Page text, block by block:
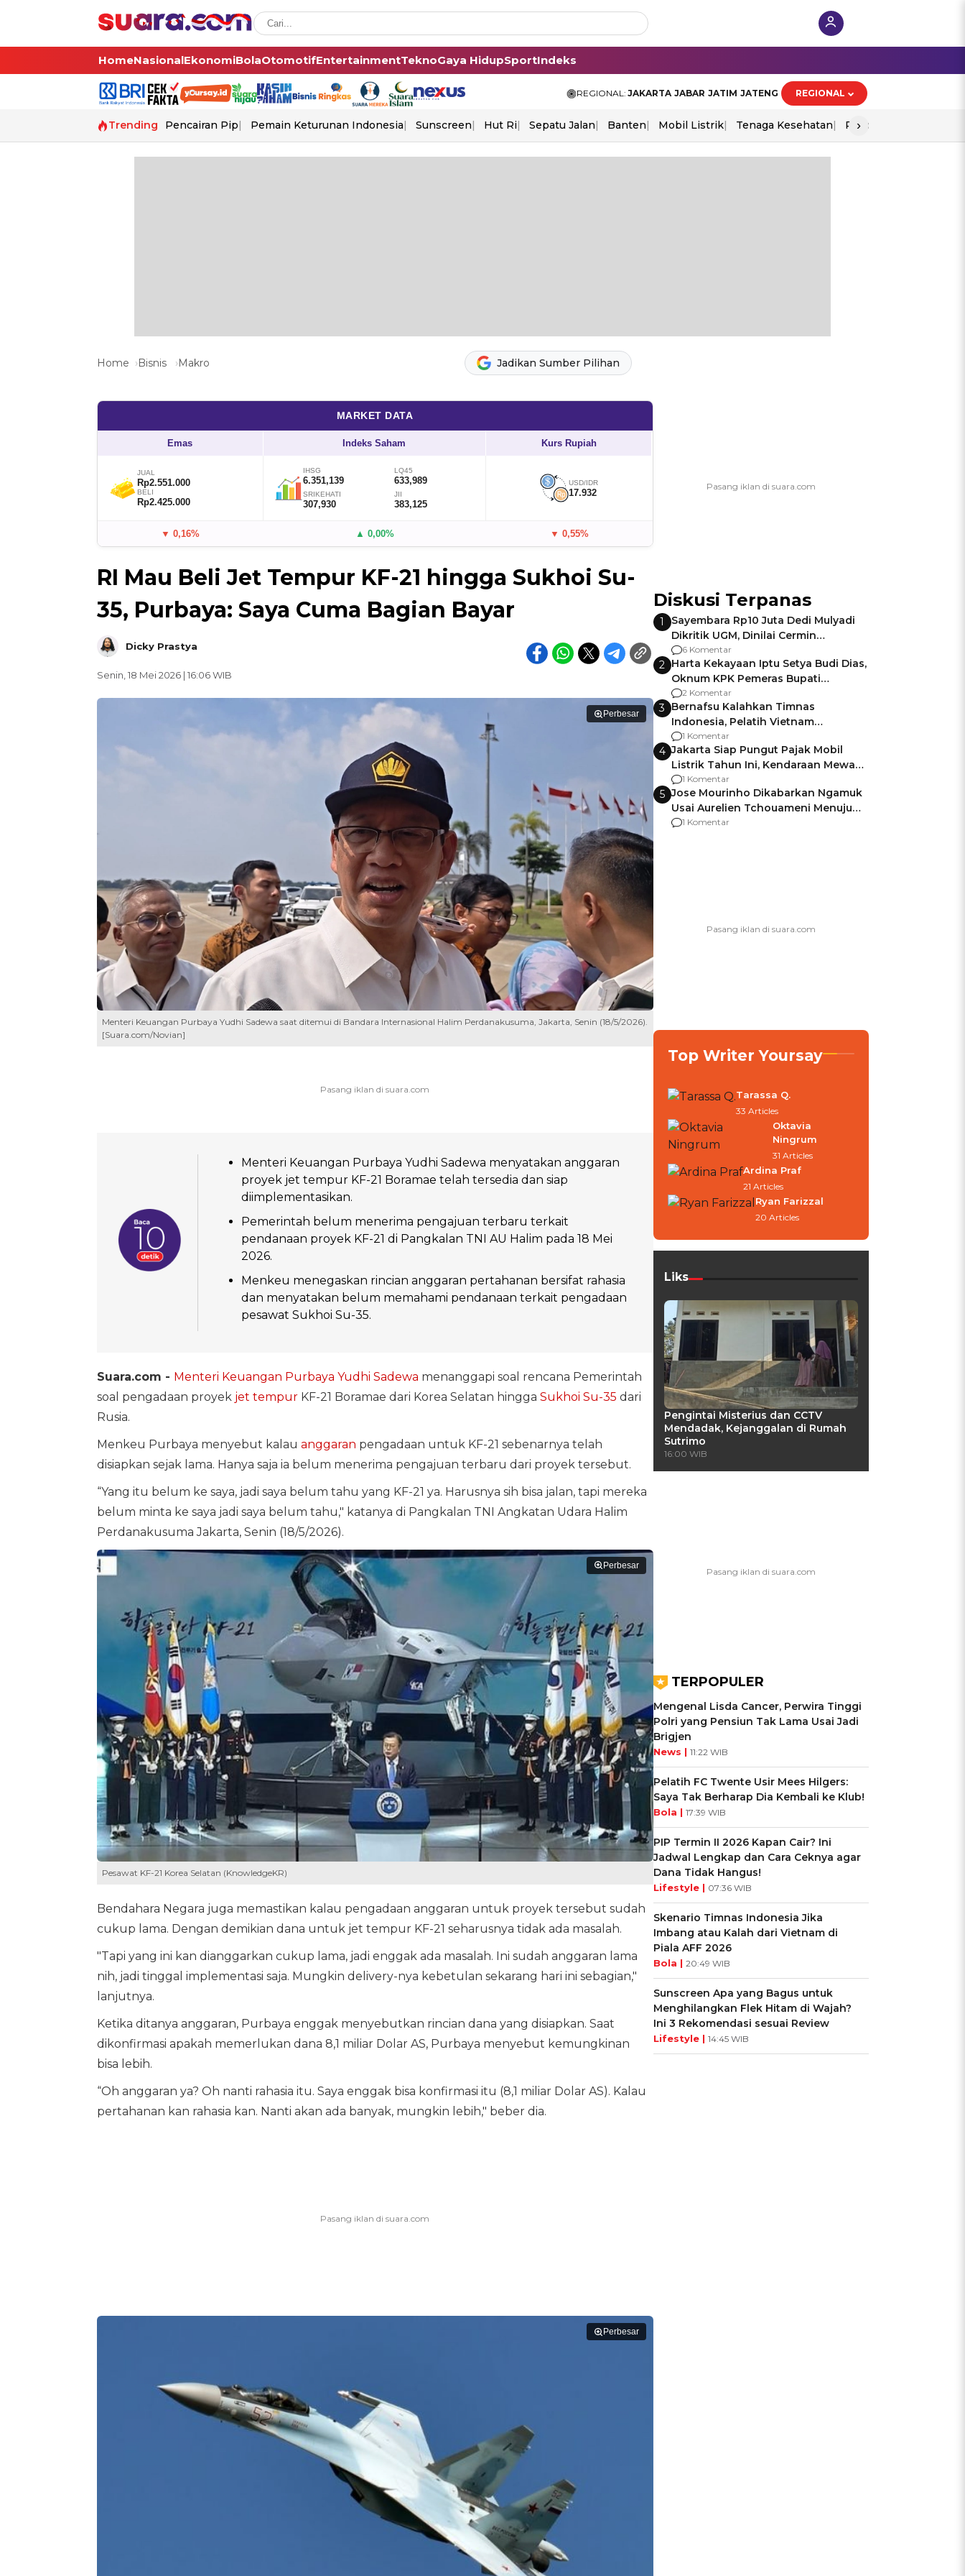
HomeNasionalEkonomiBolaOtomotifEntertainmentTeknoGaya HidupSportIndeks
REGIONAL: JAKARTA JABAR JATIM JATENG REGIONAL
Trending Pencairan Pip Pemain Keturunan Indonesia Sunscreen Hut Ri Sepatu Jalan Banten Mobil Listrik Tenaga Kesehatan Piala Aff 2026
›
Home Bisnis Makro Jadikan Sumber Pilihan
MARKET DATA
Emas Indeks Saham Kurs Rupiah
JUAL
Rp2.551.000
BELI
Rp2.425.000
IHSG
6.351,139
LQ45
633,989
SRIKEHATI
307,930
JII
383,125
USD/IDR
17.932
▼ 0,16% ▲ 0,00% ▼ 0,55%
RI Mau Beli Jet Tempur KF-21 hingga Sukhoi Su-
35, Purbaya: Saya Cuma Bagian Bayar
Dicky Prastya
Senin, 18 Mei 2026 | 16:06 WIB
Perbesar
Menteri Keuangan Purbaya Yudhi Sadewa saat ditemui di Bandara Internasional Halim Perdanakusuma, Jakarta, Senin (18/5/2026).
[Suara.com/Novian]
Menteri Keuangan Purbaya Yudhi Sadewa menyatakan anggaran
proyek jet tempur KF-21 Boramae telah tersedia dan siap
diimplementasikan.
Pemerintah belum menerima pengajuan terbaru terkait
pendanaan proyek KF-21 di Pangkalan TNI AU Halim pada 18 Mei
2026.
Menkeu menegaskan rincian anggaran pertahanan bersifat rahasia
dan menyatakan belum memahami pendanaan terkait pengadaan
pesawat Sukhoi Su-35.
Suara.com - Menteri Keuangan Purbaya Yudhi Sadewa menanggapi soal rencana Pemerintah
soal pengadaan proyek jet tempurKF-21 Boramae dari Korea Selatan hingga Sukhoi Su-35 dari
Rusia.
Menkeu Purbaya menyebut kalau anggaran pengadaan untuk KF-21 sebenarnya telah
disiapkan sejak lama. Hanya saja ia belum menerima pengajuan terbaru dari proyek tersebut.
“Yang itu belum ke saya, jadi saya belum tahu yang KF-21 ya. Harusnya sih bisa jalan, tapi mereka
belum minta ke saya jadi saya belum tahu," katanya di Pangkalan TNI Angkatan Udara Halim
Perdanakusuma Jakarta, Senin (18/5/2026).
Perbesar
Pesawat KF-21 Korea Selatan (KnowledgeKR)
Bendahara Negara juga memastikan kalau pengadaan anggaran untuk proyek tersebut sudah
cukup lama. Dengan demikian dana untuk jet tempur KF-21 seharusnya tidak ada masalah.
"Tapi yang ini kan dianggarkan cukup lama, jadi enggak ada masalah. Ini sudah anggaran lama
nih, jadi tinggal implementasi saja. Mungkin delivery-nya kebetulan sekarang hari ini sebagian,"
lanjutnya.
Ketika ditanya anggaran, Purbaya enggak menyebutkan rincian dana yang disiapkan. Saat
dikonfirmasi apakah memerlukan dana 8,1 miliar Dolar AS, Purbaya menyebut kemungkinan
bisa lebih.
“Oh anggaran ya? Oh nanti rahasia itu. Saya enggak bisa konfirmasi itu (8,1 miliar Dolar AS). Kalau
pertahanan kan rahasia kan. Nanti akan ada banyak, mungkin lebih," beber dia.
Perbesar
Diskusi Terpanas
1
Sayembara Rp10 Juta Dedi Mulyadi
Dikritik UGM, Dinilai Cermin
Gagalnya Negara Jamin Keamanan
6 Komentar
2 Harta Kekayaan Iptu Setya Budi Dias,
Oknum KPK Pemeras Bupati
Pemalang
2 Komentar
3 Bernafsu Kalahkan Timnas
Indonesia, Pelatih Vietnam
Berencana Pakai Jimat di Pakansari
1 Komentar
4 Jakarta Siap Pungut Pajak Mobil
Listrik Tahun Ini, Kendaraan Mewah
Kena hingga 75% PKB
1 Komentar
5 Jose Mourinho Dikabarkan Ngamuk
Usai Aurelien Tchouameni Menuju
Manchester United
1 Komentar
Top Writer Yoursay
Tarassa Q.
33 Articles
Oktavia
Ningrum
31 Articles
Ardina Praf
21 Articles
Ryan Farizzal
20 Articles
Liks
Pengintai Misterius dan CCTV
Mendadak, Kejanggalan di Rumah
Sutrimo
16:00 WIB
TERPOPULER
Mengenal Lisda Cancer, Perwira Tinggi
Polri yang Pensiun Tak Lama Usai Jadi
Brigjen
News | 11:22 WIB
Pelatih FC Twente Usir Mees Hilgers:
Saya Tak Berharap Dia Kembali ke Klub!
Bola | 17:39 WIB
PIP Termin II 2026 Kapan Cair? Ini
Jadwal Lengkap dan Cara Ceknya agar
Dana Tidak Hangus!
Lifestyle | 07:36 WIB
Skenario Timnas Indonesia Jika
Imbang atau Kalah dari Vietnam di
Piala AFF 2026
Bola | 20:49 WIB
Sunscreen Apa yang Bagus untuk
Menghilangkan Flek Hitam di Wajah?
Ini 3 Rekomendasi sesuai Review
Lifestyle | 14:45 WIB